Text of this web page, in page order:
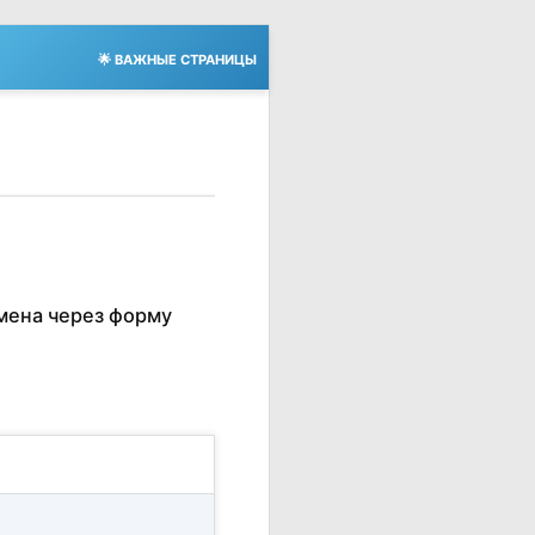
🌟 ВАЖНЫЕ СТРАНИЦЫ
через форму